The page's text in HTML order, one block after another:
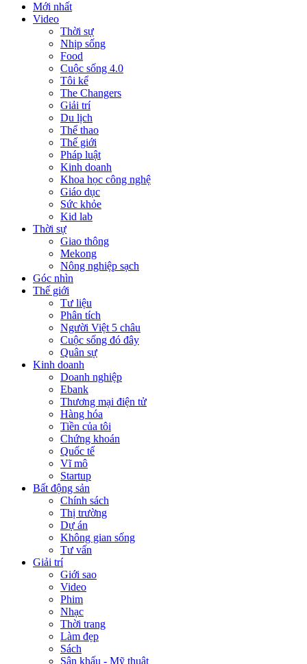
Mới nhất
Video
Thời sự
Nhịp sống
Food
Cuộc sống 4.0
Tôi kể
The Changers
Giải trí
Du lịch
Thể thao
Thế giới
Pháp luật
Kinh doanh
Khoa học công nghệ
Giáo dục
Sức khỏe
Kid lab
Thời sự
Giao thông
Mekong
Nông nghiệp sạch
Góc nhìn
Thế giới
Tư liệu
Phân tích
Người Việt 5 châu
Cuộc sống đó đây
Quân sự
Kinh doanh
Doanh nghiệp
Ebank
Thương mại điện tử
Hàng hóa
Tiền của tôi
Chứng khoán
Quốc tế
Vĩ mô
Startup
Bất động sản
Chính sách
Thị trường
Dự án
Không gian sống
Tư vấn
Giải trí
Giới sao
Video
Phim
Nhạc
Thời trang
Làm đẹp
Sách
Sân khấu - Mỹ thuật